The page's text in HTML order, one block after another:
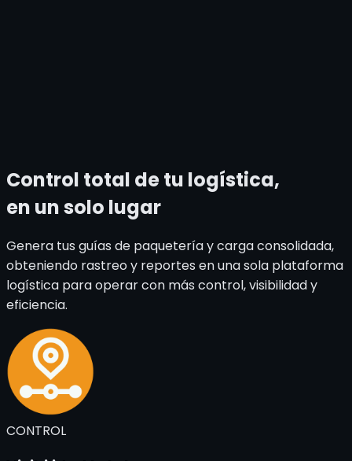
Control total de tu logística,
en un solo lugar
Genera tus guías de paquetería y carga consolidada,
obteniendo rastreo y reportes en una sola plataforma
logística para operar con más control, visibilidad y
eficiencia.
CONTROL